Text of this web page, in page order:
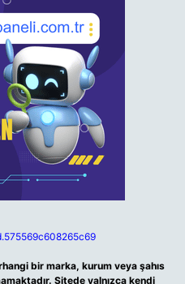
bir marka, kurum veya şahıs
Sitede yalnızca kendi